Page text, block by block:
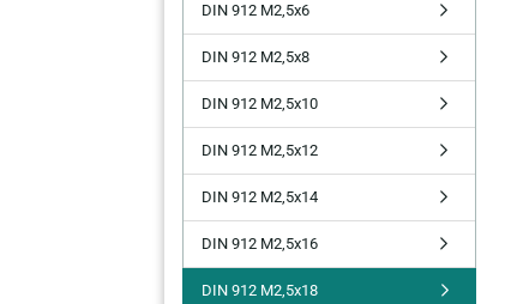
DIN 912 M2,5x6
DIN 912 M2,5x8
DIN 912 M2,5x10
DIN 912 M2,5x12
DIN 912 M2,5x14
DIN 912 M2,5x16
DIN 912 M2,5x18